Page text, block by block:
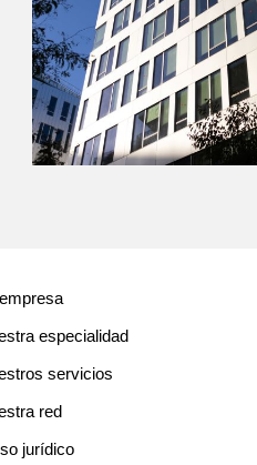
especialidad
servicios
red
jurídico